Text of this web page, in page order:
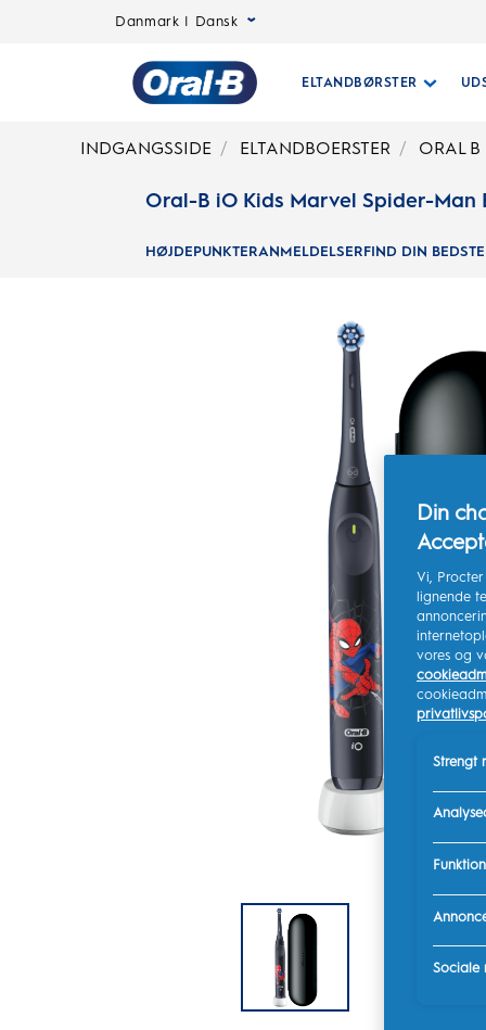
Danmark | Dansk
Oral-
B
Startside
ELTANDBØRSTER
INDGANGSSIDE ELTANDBOERSTER ORAL B
Oral-B iO Kids Marvel Spider-
HØJDEPUNKTERANMELDELSERFIND DIN
Din
Vi,
lignende
vores og
Strengt
Sociale